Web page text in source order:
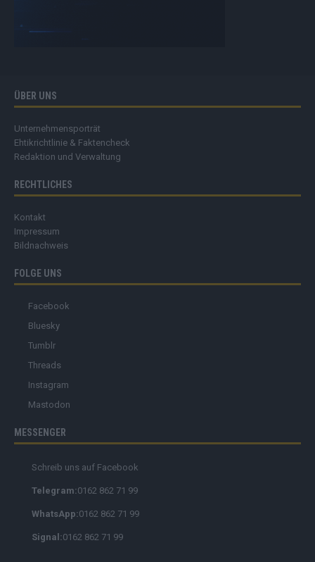
ÜBER UNS
Unternehmensporträt
Ehtikrichtlinie & Faktencheck
Redaktion und Verwaltung
RECHTLICHES
Kontakt
Impressum
Bildnachweis
FOLGE UNS
Facebook
Bluesky
Tumblr
Threads
Instagram
Mastodon
MESSENGER
Schreib uns auf Facebook
Telegram:0162 862 71 99
WhatsApp:0162 862 71 99
Signal:0162 862 71 99